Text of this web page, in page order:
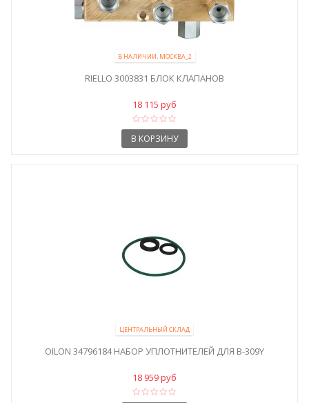
В НАЛИЧИИ, МОСКВА_2
RIELLO 3003831 БЛОК КЛАПАНОВ
18 115 руб
В КОРЗИНУ
ЦЕНТРАЛЬНЫЙ СКЛАД
OILON 34796184 НАБОР УПЛОТНИТЕЛЕЙ ДЛЯ В-309Y
18 959 руб